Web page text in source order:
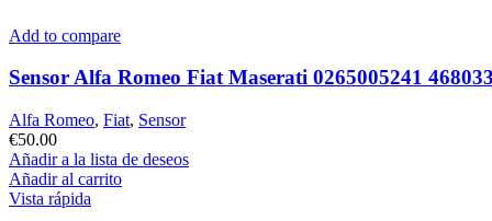
Add to compare
Sensor Alfa Romeo Fiat Maserati 0265005241
Alfa Romeo, Fiat, Sensor
€50.00
Añadir a la lista de deseos
Añadir al carrito
Vista rápida